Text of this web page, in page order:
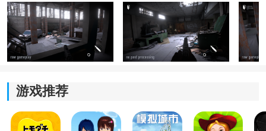
从临时落脚点到完整庇护所，基地可以一步步扩建。工
作台、防御设施、种植区域都需要提前规划，越往后越
考验布局能力。
3、生理与健康监控：
角色会受到饥饿、口渴、体力和受伤状态影响，感染、
寒冷等问题也需要及时处理，稍不注意就可能直接翻
游戏推荐